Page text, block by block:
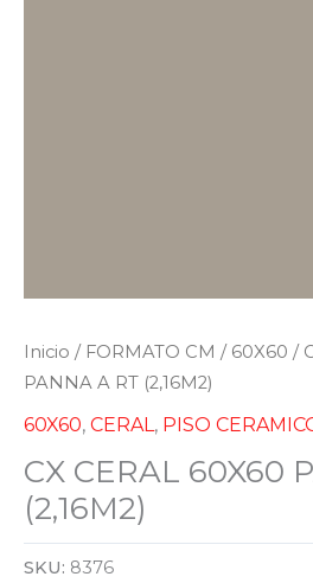
Inicio / FORMATO CM / 60X60 /
PANNA A RT (2,16M2)
60X60, CERAL, PISO
CX CERAL 60X60
(2,16M2)
SKU: 8376